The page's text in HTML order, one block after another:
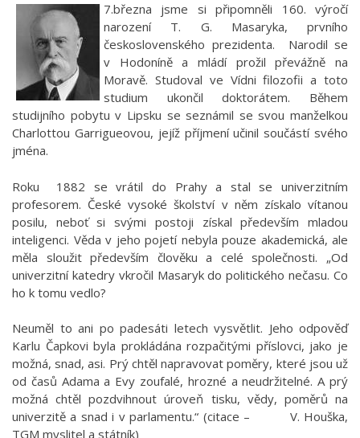
7.března jsme si připomněli 160. výročí
narození T. G. Masaryka, prvního
československého prezidenta. Narodil se
v Hodoníně a mládí prožil převážně na
Moravě. Studoval ve Vídni filozofii a toto
studium ukončil doktorátem. Během
studijního pobytu v Lipsku se seznámil se svou manželkou
Charlottou Garrigueovou, jejíž příjmení učinil součástí svého
jména.
Roku 1882 se vrátil do Prahy a stal se univerzitním
profesorem. České vysoké školství v něm získalo vítanou
posilu, neboť si svými postoji získal především mladou
inteligenci. Věda v jeho pojetí nebyla pouze akademická, ale
měla sloužit především člověku a celé společnosti. „Od
univerzitní katedry vkročil Masaryk do politického nečasu. Co
ho k tomu vedlo?
Neuměl to ani po padesáti letech vysvětlit. Jeho odpověď
Karlu Čapkovi byla prokládána rozpačitými příslovci, jako je
možná, snad, asi. Prý chtěl napravovat poměry, které jsou už
od časů Adama a Evy zoufalé, hrozné a neudržitelné. A prý
možná chtěl pozdvihnout úroveň tisku, vědy, poměrů na
univerzitě a snad i v parlamentu.“ (citace – V. Houška,
TGM myslitel a státník)